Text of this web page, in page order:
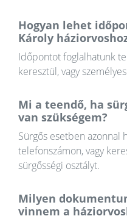
Hogyan lehet
Károly
Időpontot foglalhatunk
keresztül, vagy
Mi a teendő, ha
van szükségem?
Sürgős esetben azonnal
telefonszámon, vagy
sürgősségi osztályt.
Milyen
vinnem a